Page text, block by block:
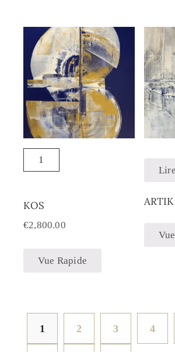
KOS
€2,800.00
Vue Rapide
ARTIK
1 2 3 4